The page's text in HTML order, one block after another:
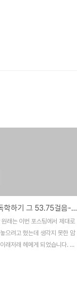
유니티5 독학하기 그 53.75걸음-갑작스러운 암초
원래는 이번 포스팅에서 제대로
으려고 했는데 생각지 못한 암
래저래 헤메게 되었습니다. 그